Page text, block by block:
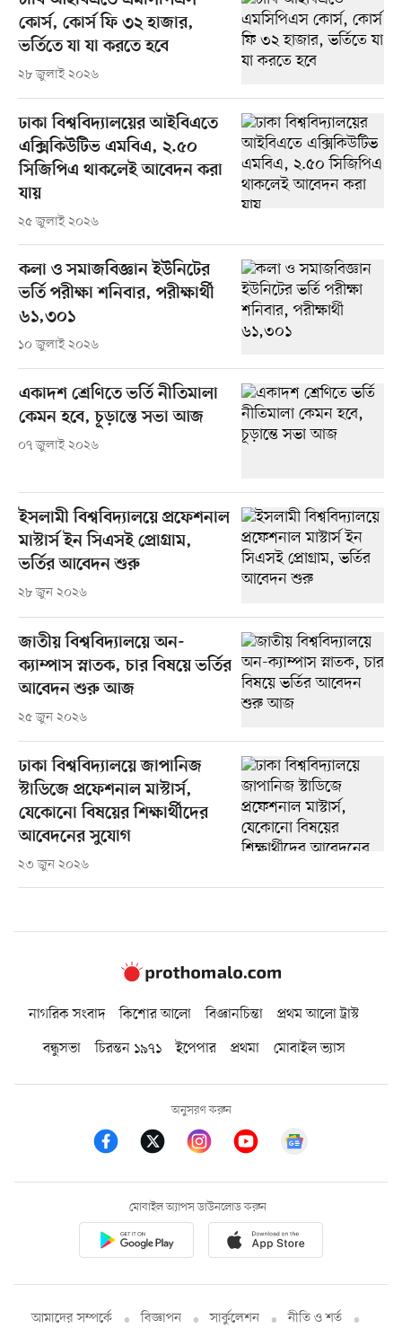
কোর্স, কোর্স ফি ৩২ হাজার,
ভর্তিতে যা যা করতে হবে
২৮ জুলাই ২০২৬
ঢাকা বিশ্ববিদ্যালয়ের আইবিএতে
এক্সিকিউটিভ এমবিএ, ২.৫০
সিজিপিএ থাকলেই আবেদন করা
যায়
২৫ জুলাই ২০২৬
কলা ও সমাজবিজ্ঞান ইউনিটের
ভর্তি পরীক্ষা শনিবার, পরীক্ষার্থী
৬১,৩০১
১০ জুলাই ২০২৬
একাদশ শ্রেণিতে ভর্তি নীতিমালা
কেমন হবে, চূড়ান্তে সভা আজ
০৭ জুলাই ২০২৬
ইসলামী বিশ্ববিদ্যালয়ে প্রফেশনাল
মাস্টার্স ইন সিএসই প্রোগ্রাম,
ভর্তির আবেদন শুরু
২৮ জুন ২০২৬
জাতীয় বিশ্ববিদ্যালয়ে অন-
ক্যাম্পাস স্নাতক, চার বিষয়ে ভর্তির
আবেদন শুরু আজ
২৫ জুন ২০২৬
ঢাকা বিশ্ববিদ্যালয়ে জাপানিজ
স্টাডিজে প্রফেশনাল মাস্টার্স,
যেকোনো বিষয়ের শিক্ষার্থীদের
আবেদনের সুযোগ
২৩ জুন ২০২৬
নাগরিক সংবাদ কিশোর আলো বিজ্ঞানচিন্তা
প্রথম আলো ট্রাস্ট
বন্ধুসভা
চিরন্তন ১৯৭১ ইপেপার প্রথমা মোবাইল ভ্যাস
অনুসরণ করুন
মোবাইল অ্যাপস ডাউনলোড করুন
আমাদের সম্পর্কে বিজ্ঞাপন সার্কুলেশন নীতি ও শর্ত